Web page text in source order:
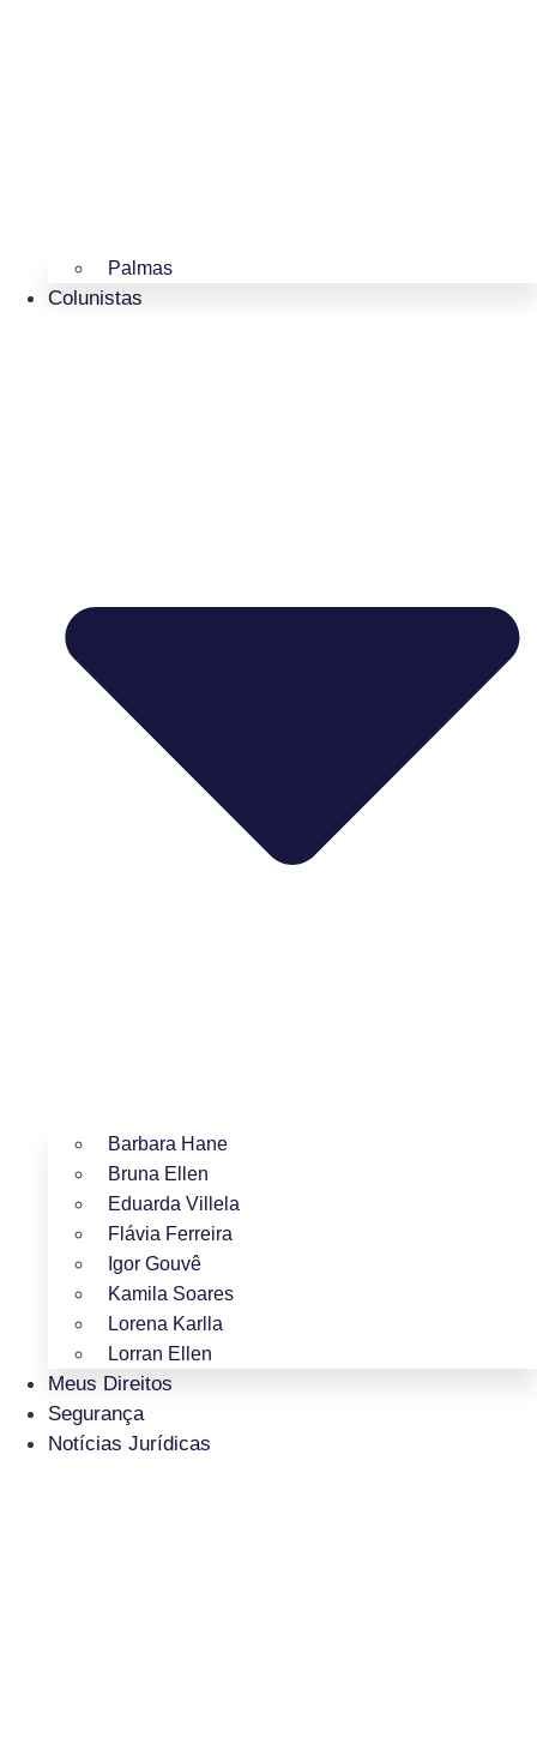
Palmas
Colunistas
Barbara Hane
Bruna Ellen
Eduarda Villela
Flávia Ferreira
Igor Gouvê
Kamila Soares
Lorena Karlla
Lorran Ellen
Meus Direitos
Segurança
Notícias Jurídicas